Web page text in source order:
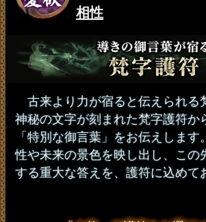
相性
古来より力が宿ると伝えられる
神秘の文字が刻まれた梵字護符か
「特別な御言葉」をお伝えしま
性や未来の景色を映し出し、この
する重大な答えを、護符に込めて